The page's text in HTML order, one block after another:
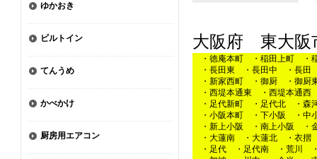
ゆかおき
ビルトイン
てんうめ
かべかけ
厨房用エアコン
大阪府 東大阪
・徳庵本町 ・稲田上町 ・
・長田東 ・長田中 ・長田
・新家西町 ・御厨 ・御厨
・西堤本通東 ・西堤本通
・足代新町 ・足代北 ・森
・小阪本町 ・下小阪 ・中
・新上小阪 ・南上小阪 ・
・大蓮南 ・大蓮北 ・衣摺
・足代 ・足代南 ・荒川